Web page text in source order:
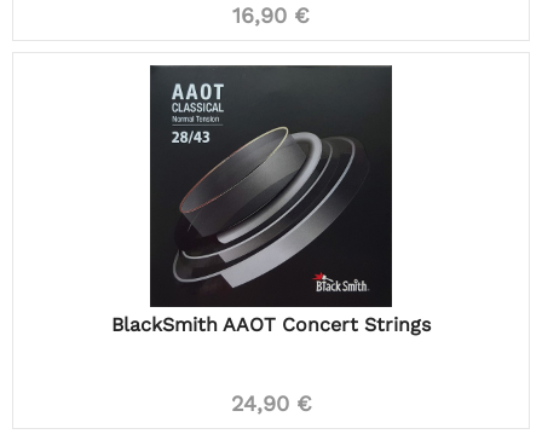
16,90 €
BlackSmith AAOT Concert Strings
24,90 €